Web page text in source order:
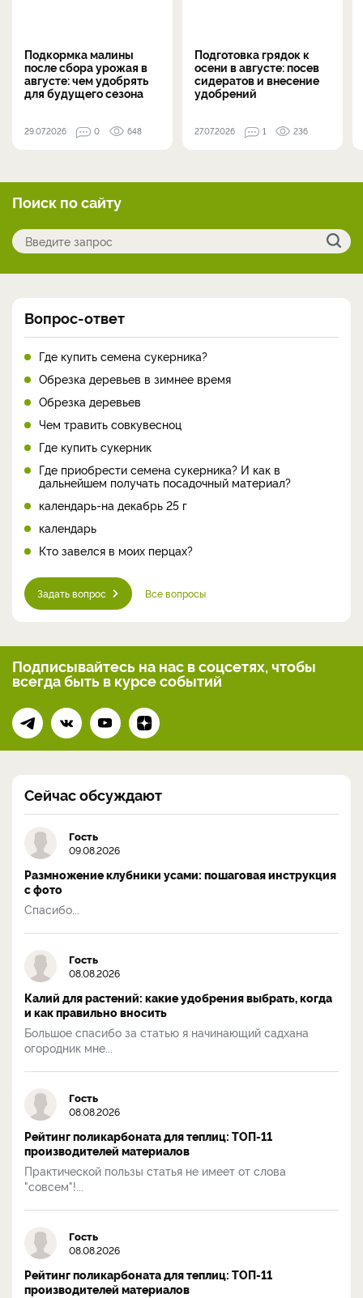
Подкормка малины
после сбора урожая в
августе: чем удобрять
для будущего сезона
29.07.2026 0 648
Подготовка грядок к
осени в августе: посев
сидератов и внесение
удобрений
27.07.2026 1 236
Поиск по сайту
Вопрос-ответ
Где купить семена сукерника?
Обрезка деревьев в зимнее время
Обрезка деревьев
Чем травить совкувесноц
Где купить сукерник
Где приобрести семена сукерника? И как в
дальнейшем получать посадочный материал?
календарь-на декабрь 25 г
календарь
Кто завелся в моих перцах?
Задать вопрос Все вопросы
Подписывайтесь на нас в соцсетях, чтобы
всегдабыть в курсе событий
Сейчас обсуждают
Гость
09.08.2026
Размножение клубники усами: пошаговая инструкция
с фото
Спасибо...
Гость
08.08.2026
Калий для растений: какие удобрения выбрать, когда
и как правильно вносить
Большое спасибо за статью я начинающий садхана
огородник мне...
Гость
08.08.2026
Рейтинг поликарбоната для теплиц: ТОП-11
производителей материалов
Практической пользы статья не имеет от слова
"совсем"!...
Гость
08.08.2026
Рейтинг поликарбоната для теплиц: ТОП-11
производителей материалов